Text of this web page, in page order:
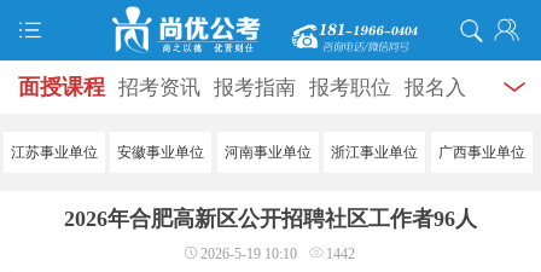
面授课程 招考资讯 报考指南 报考职位 报名入
口 打准考证 成绩查询 面试公告 录用公示 辅导
学员风采 名师团队
江苏事业单位 安徽事业单位 河南事业单位 浙江事业单位 广西事业单位
2026年合肥高新区公开招聘社区工作者96人
2026-5-19 10:10 1442